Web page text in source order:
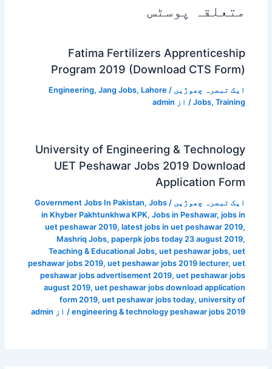
متعلقہ پوسٹس
Fatima Fertilizers Apprenticeship
Program 2019 (Download CTS Form)
ایک تبصرہ چھوڑیں /
Engineering, Jang Jobs, Lahore
Jobs, Training / از admin
University of Engineering & Technology
UET Peshawar Jobs 2019 Download
Application Form
ایک تبصرہ چھوڑیں /
Government Jobs In Pakistan, Jobs
in Khyber Pakhtunkhwa KPK, Jobs in Peshawar, jobs in
uet peshawar 2019, latest jobs in uet peshawar 2019,
Mashriq Jobs, paperpk jobs today 23 august 2019,
Teaching & Educational Jobs, uet peshawar jobs, uet
peshawar jobs 2019, uet peshawar jobs 2019 lecturer, uet
peshawar jobs advertisement 2019, uet peshawar jobs
august 2019, uet peshawar jobs download application
form 2019, uet peshawar jobs today, university of
engineering & technology peshawar jobs 2019 / از admin